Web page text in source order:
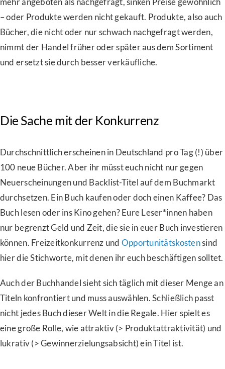
– oder Produkte werden nicht gekauft. Produkte, also auch
Bücher, die nicht oder nur schwach nachgefragt werden,
nimmt der Handel früher oder später aus dem Sortiment
und ersetzt sie durch besser verkäufliche.
Die Sache mit der Konkurrenz
Durchschnittlich erscheinen in Deutschland pro Tag (!) über
100 neue Bücher. Aber ihr müsst euch nicht nur gegen
Neuerscheinungen und Backlist-Titel auf dem Buchmarkt
durchsetzen. Ein Buch kaufen oder doch einen Kaffee? Das
Buch lesen oder ins Kino gehen? Eure Leser*innen haben
nur begrenzt Geld und Zeit, die sie in euer Buch investieren
können. Freizeitkonkurrenz und Opportunitätskostensind
hier die Stichworte, mit denen ihr euch beschäftigen solltet.
Auch der Buchhandel sieht sich täglich mit dieser Menge an
Titeln konfrontiert und muss auswählen. Schließlich passt
nicht jedes Buch dieser Welt in die Regale. Hier spielt es
eine große Rolle, wie attraktiv (> Produktattraktivität) und
lukrativ (> Gewinnerzielungsabsicht) ein Titel ist.